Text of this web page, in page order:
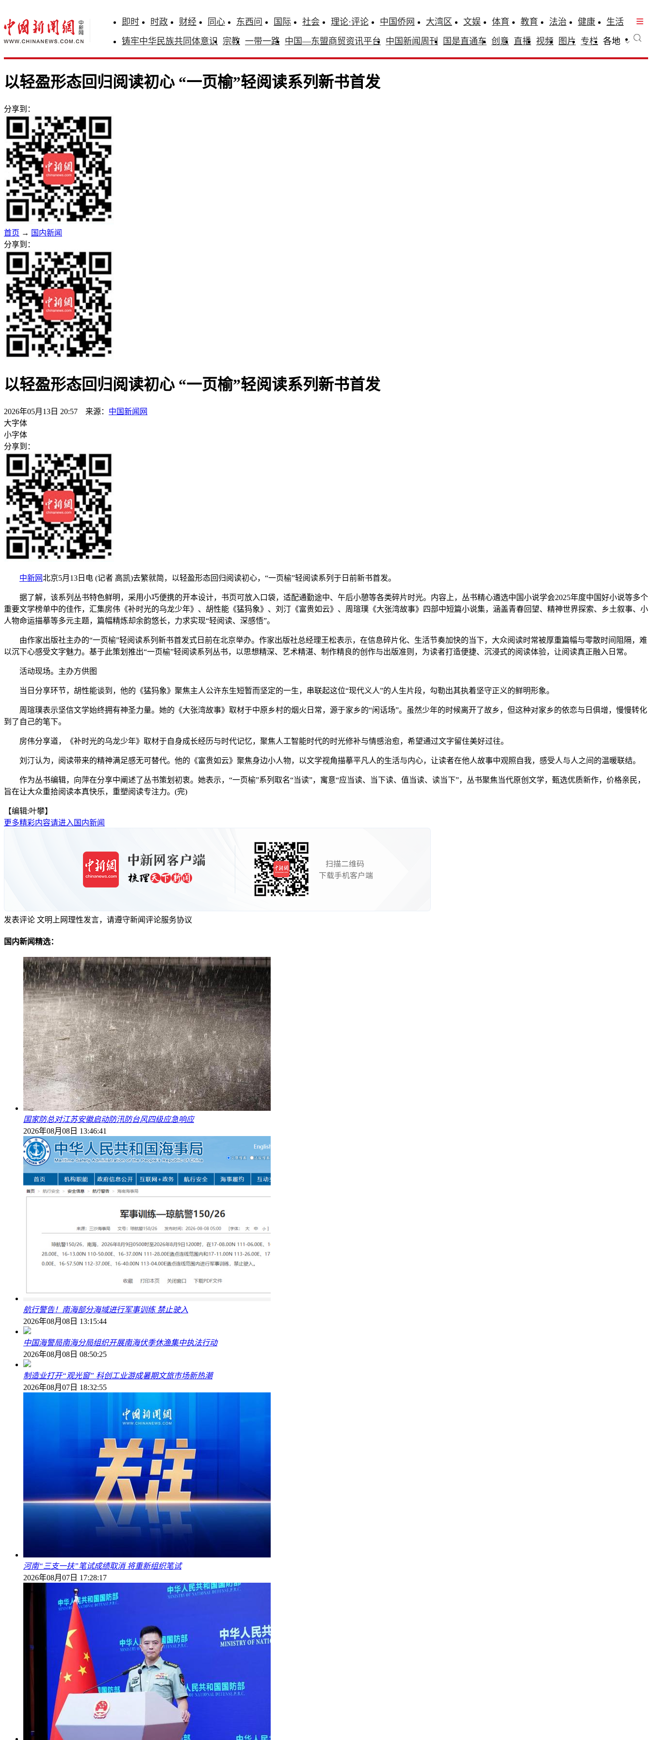
即时 时政 财经 同心 东西问 国际 社会 理论·评论 中国侨网 大湾区 文娱 体育 教育 法治 健康
生活
铸牢中华民族共同体意识 宗教 一带一路 中国—东盟商贸资讯平台 中国新闻周刊 国是直通车 创意 直播 视频 图片 专栏 各地
以轻盈形态回归阅读初心 “一页榆”轻阅读系列新书首发
分享到：
首页 → 国内新闻
分享到：
以轻盈形态回归阅读初心 “一页榆”轻阅读系列新书首发
2026年05月13日 20:57 来源： 中国新闻网
大字体
小字体
分享到：
中新网北京5月13日电 (记者 高凯)去繁就简，以轻盈形态回归阅读初心，“一页榆”轻阅读系列于日前新书首发。
据了解，该系列丛书特色鲜明，采用小巧便携的开本设计，书页可放入口袋，适配通勤途中、午后小憩等各类碎片时光。内容上，丛书精心遴选中国小说学会2025年度中国好小说等多个
重要文学榜单中的佳作，汇集房伟《补时光的乌龙少年》、胡性能《猛犸象》、刘汀《富贵如云》、周瑄璞《大张湾故事》四部中短篇小说集，涵盖青春回望、精神世界探索、乡土叙事、小
人物命运描摹等多元主题，篇幅精炼却余韵悠长，力求实现“轻阅读、深感悟”。
由作家出版社主办的“一页榆”轻阅读系列新书首发式日前在北京举办。作家出版社总经理王松表示，在信息碎片化、生活节奏加快的当下，大众阅读时常被厚重篇幅与零散时间阻隔，难
以沉下心感受文字魅力。基于此策划推出“一页榆”轻阅读系列丛书，以思想精深、艺术精湛、制作精良的创作与出版准则，为读者打造便捷、沉浸式的阅读体验，让阅读真正融入日常。
活动现场。主办方供图
当日分享环节，胡性能谈到，他的《猛犸象》聚焦主人公许东生短暂而坚定的一生，串联起这位“现代义人”的人生片段，勾勒出其执着坚守正义的鲜明形象。
周瑄璞表示坚信文学始终拥有神圣力量。她的《大张湾故事》取材于中原乡村的烟火日常，源于家乡的“闲话场”。虽然少年的时候离开了故乡，但这种对家乡的依恋与日俱增，慢慢转化
到了自己的笔下。
房伟分享道，《补时光的乌龙少年》取材于自身成长经历与时代记忆，聚焦人工智能时代的时光修补与情感治愈，希望通过文字留住美好过往。
刘汀认为，阅读带来的精神满足感无可替代。他的《富贵如云》聚焦身边小人物，以文学视角描摹平凡人的生活与内心，让读者在他人故事中观照自我，感受人与人之间的温暖联结。
作为丛书编辑，向萍在分享中阐述了丛书策划初衷。她表示，“一页榆”系列取名“当读”，寓意“应当读、当下读、值当读、读当下”，丛书聚焦当代原创文学，甄选优质新作，价格亲民，
旨在让大众重拾阅读本真快乐，重塑阅读专注力。(完)
【编辑:叶攀】
更多精彩内容请进入国内新闻
发表评论 文明上网理性发言，请遵守新闻评论服务协议
国内新闻精选：
国家防总对江苏安徽启动防汛防台风四级应急响应
2026年08月08日 13:46:41
航行警告！南海部分海域进行军事训练 禁止驶入
2026年08月08日 13:15:44
中国海警局南海分局组织开展南海伏季休渔集中执法行动
2026年08月08日 08:50:25
制造业打开“观光窗” 科创工业游成暑期文旅市场新热潮
2026年08月07日 18:32:55
河南“三支一扶”笔试成绩取消 将重新组织笔试
2026年08月07日 17:28:17